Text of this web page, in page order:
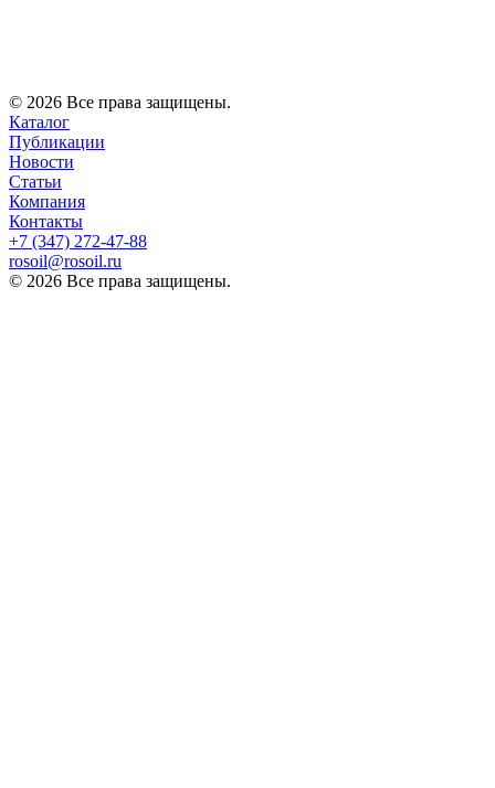
© 2026 Все права защищены.
Каталог
Публикации
Новости
Статьи
Компания
Контакты
+7 (347) 272-47-88
rosoil@rosoil.ru
© 2026 Все права защищены.